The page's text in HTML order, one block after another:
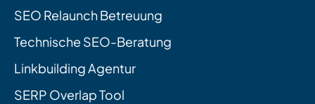
SEO Relaunch Betreuung
Technische SEO-Beratung
Linkbuilding Agentur
SERP Overlap Tool